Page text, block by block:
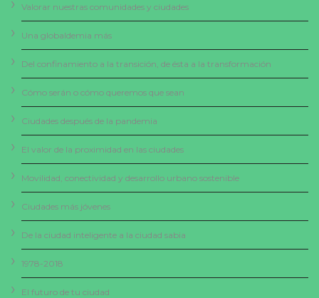
Valorar nuestras comunidades y ciudades
Una globaldemia más
Del confinamiento a la transición, de ésta a la transformación
Cómo serán o cómo queremos que sean
Ciudades después de la pandemia
El valor de la proximidad en las ciudades
Movilidad, conectividad y desarrollo urbano sostenible
Ciudades más jóvenes
De la ciudad inteligente a la ciudad sabia
1978-2018
El futuro de tu ciudad